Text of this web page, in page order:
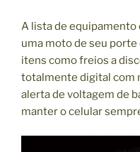
A lista de
uma moto de seu
itens como freios a
totalmente digital com
alerta de voltagem de
manter o celular